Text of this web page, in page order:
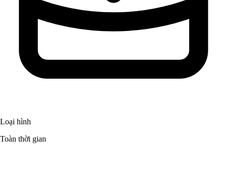
Loại hình
Toàn thời gian